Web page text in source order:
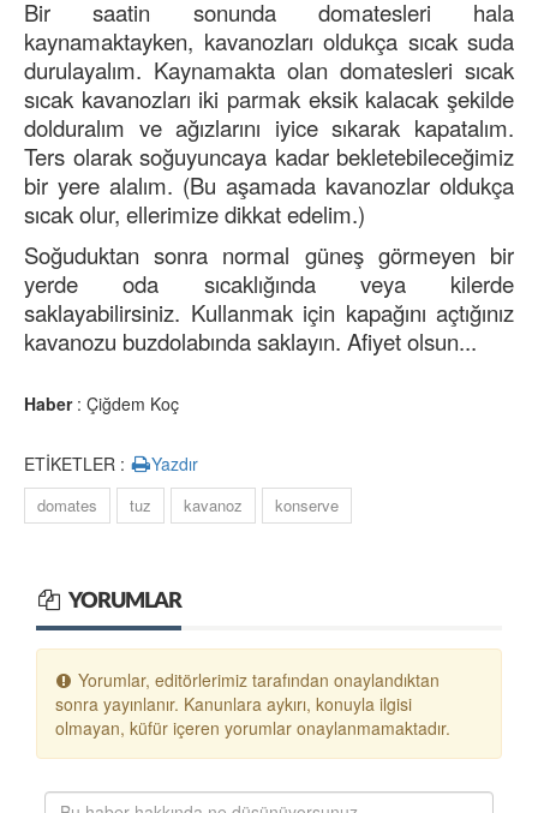
Bir saatin sonunda domatesleri hala
kaynamaktayken, kavanozları oldukça sıcak suda
durulayalım. Kaynamakta olan domatesleri sıcak
sıcak kavanozları iki parmak eksik kalacak şekilde
dolduralım ve ağızlarını iyice sıkarak kapatalım.
Ters olarak soğuyuncaya kadar bekletebileceğimiz
bir yere alalım. (Bu aşamada kavanozlar oldukça
sıcak olur, ellerimize dikkat edelim.)
Soğuduktan sonra normal güneş görmeyen bir
yerde oda sıcaklığında veya kilerde
saklayabilirsiniz. Kullanmak için kapağını açtığınız
kavanozu buzdolabında saklayın. Afiyet olsun...
Haber: Çiğdem Koç
ETİKETLER : Yazdır
domates tuz kavanoz konserve
YORUMLAR
Yorumlar, editörlerimiz tarafından onaylandıktan
sonra yayınlanır. Kanunlara aykırı, konuyla ilgisi
olmayan, küfür içeren yorumlar onaylanmamaktadır.